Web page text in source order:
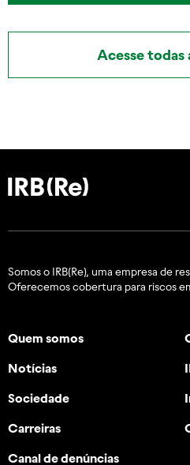
Acesse todas
Somos o IRB(Re), uma empresa de
Oferecemos cobertura para riscos
Quem somos
Notícias
Sociedade
Carreiras
Canal de denúncias